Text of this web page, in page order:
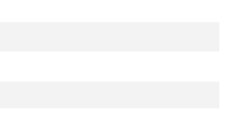
over 'Antireflectiescherm'
beeldverhouding'
over 'Oorspronkelijke beeldverhouding'
technologie'
over 'Display technologie'
over 'Touchscreen'